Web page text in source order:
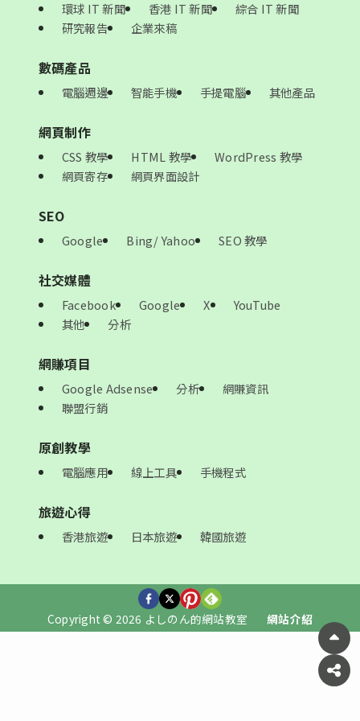
環球 IT 新聞 香港 IT 新聞
綜合 IT 新聞
研究報告
企業來稿
數碼產品
電腦週邊 智能手機 手提電腦 其他產品
網頁制作
CSS 教學 HTML 教學
WordPress 教學
網頁寄存
網頁界面設計
SEO
Google Bing/ Yahoo SEO 教學
社交媒體
Facebook Google X
YouTube
其他
分析
網賺項目
Google Adsense 分析
網賺資訊
聯盟行銷
原創教學
電腦應用 線上工具 手機程式
旅遊心得
香港旅遊 日本旅遊 韓國旅遊
Copyright © 2026 よしのん的網站教室 網站介紹